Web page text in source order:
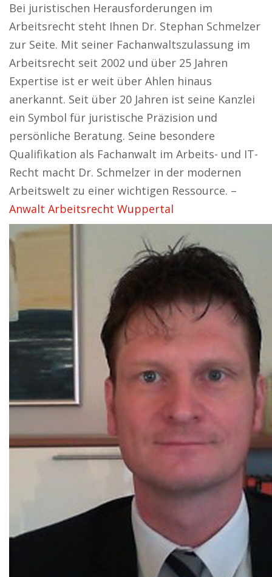
Bei juristischen Herausforderungen im
Arbeitsrecht steht Ihnen Dr. Stephan Schmelzer
zur Seite. Mit seiner Fachanwaltszulassung im
Arbeitsrecht seit 2002 und über 25 Jahren
Expertise ist er weit über Ahlen hinaus
anerkannt. Seit über 20 Jahren ist seine Kanzlei
ein Symbol für juristische Präzision und
persönliche Beratung. Seine besondere
Qualifikation als Fachanwalt im Arbeits- und IT-
Recht macht Dr. Schmelzer in der modernen
Arbeitswelt zu einer wichtigen Ressource. –
Anwalt Arbeitsrecht Wuppertal